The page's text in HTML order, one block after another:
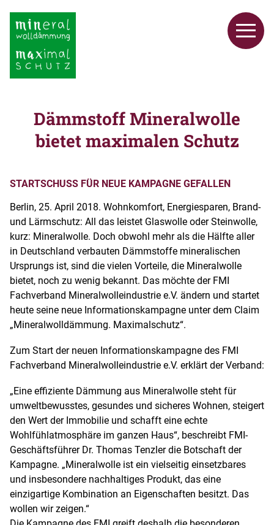
Dämmstoff Mineralwolle
bietet maximalen Schutz
STARTSCHUSS FÜR NEUE KAMPAGNE GEFALLEN
Berlin, 25. April 2018. Wohnkomfort, Energiesparen, Brand-
und Lärmschutz: All das leistet Glaswolle oder Steinwolle,
kurz: Mineralwolle. Doch obwohl mehr als die Hälfte aller
in Deutschland verbauten Dämmstoffe mineralischen
Ursprungs ist, sind die vielen Vorteile, die Mineralwolle
bietet, noch zu wenig bekannt. Das möchte der FMI
Fachverband Mineralwolleindustrie e.V. ändern und startet
heute seine neue Informationskampagne unter dem Claim
„Mineralwolldämmung. Maximalschutz“.
Zum Start der neuen Informationskampagne des FMI
Fachverband Mineralwolleindustrie e.V. erklärt der Verband:
„Eine effiziente Dämmung aus Mineralwolle steht für
umweltbewusstes, gesundes und sicheres Wohnen, steigert
den Wert der Immobilie und schafft eine echte
Wohlfühlatmosphäre im ganzen Haus“, beschreibt FMI-
Geschäftsführer Dr. Thomas Tenzler die Botschaft der
Kampagne. „Mineralwolle ist ein vielseitig einsetzbares
und insbesondere nachhaltiges Produkt, das eine
einzigartige Kombination an Eigenschaften besitzt. Das
wollen wir zeigen.“